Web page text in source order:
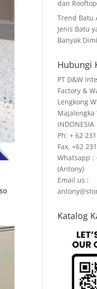
dan
Trend Batu
Jenis Batu
Banyak
Hubungi
PT D&W
Factory &
Lengkong
Majalengka
INDONESIA
Ph: + 62
Fax. +62
Whatsapp :
(Antony)
Email us :
Katalog